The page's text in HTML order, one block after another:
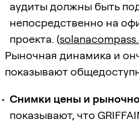
аудиты должны быть
непосредственно на
проекта. (
Рыночная динамика и
показывают
Снимки цены и
показывают, что